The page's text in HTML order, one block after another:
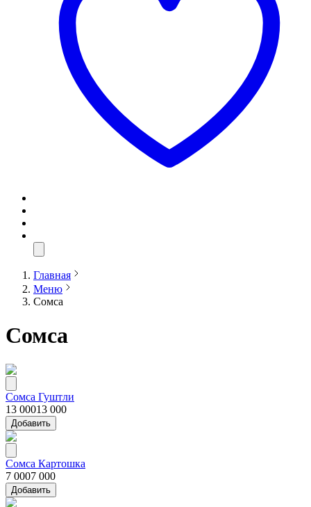
Главная
Меню
Сомса
Сомса
Сомса Гуштли
13 00013 000
Добавить
Сомса Картошка
7 0007 000
Добавить